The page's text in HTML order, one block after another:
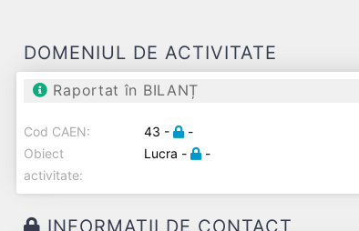
DOMENIUL DE ACTIVITATE
Raportat în BILANȚ
Cod CAEN: 43 -
-
Obiect
activitate:
Lucra - -
INFORMAȚII DE CONTACT